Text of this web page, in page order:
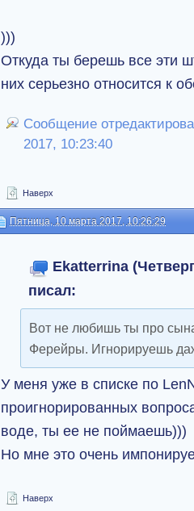
)))
Откуда ты берешь все эти
них серьезно относится к
Сообщение
2017, 10:23:40
Наверх
Пятница, 10 марта 2017, 10:26:29
Ekatterrina
писал:
Вот не любишь ты про
Ферейры. Игнорируешь
У меня уже в списке по
проигнорированных
воде, ты ее не поймаешь)))
Но мне это очень
Наверх